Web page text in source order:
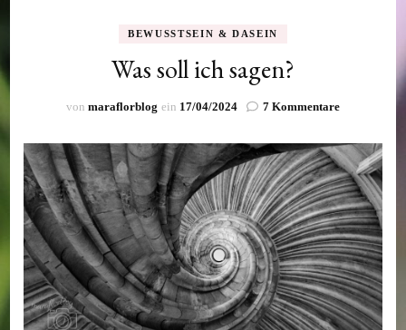
BEWUSSTSEIN & DASEIN
Was soll ich sagen?
von maraflorblog ein 17/04/2024 7 Kommentarezu
soll
ich
sagen?